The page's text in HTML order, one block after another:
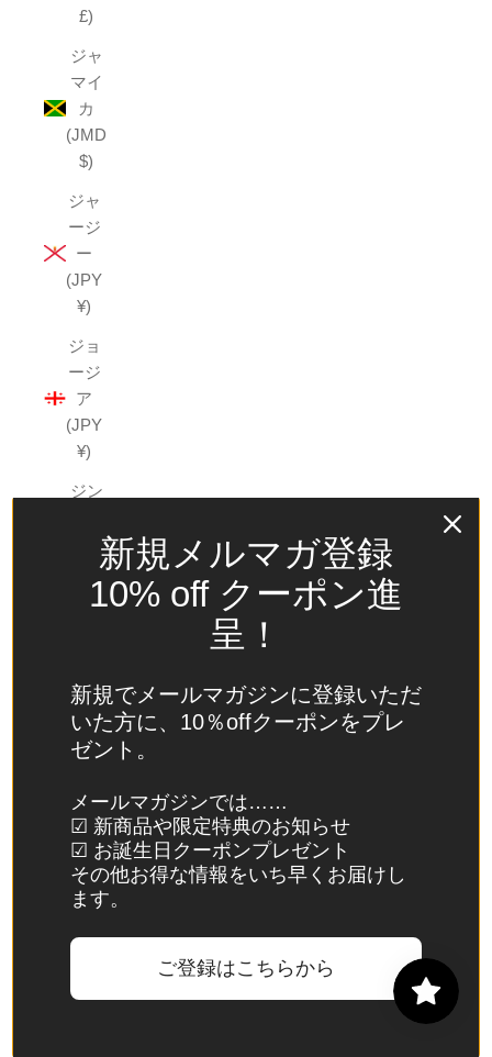
£)
ジャ
マイ
カ
(JMD
$)
ジャ
ージ
ー
(JPY
¥)
ジョ
ージ
ア
(JPY
¥)
ジン
(USD
(CHF
CHF)
スウ
デン
(SEK
kr)
スバ
島・
新規メルマガ登録
10% off クーポン進
呈！
新規でメールマガジンに登録いただ
いた方に、10％offクーポンをプレ
ゼント。
メールマガジンでは……
☑ 新商品や限定特典のお知らせ
☑ お誕生日クーポンプレゼント
その他お得な情報をいち早くお届けし
ます。
ご登録はこちらから